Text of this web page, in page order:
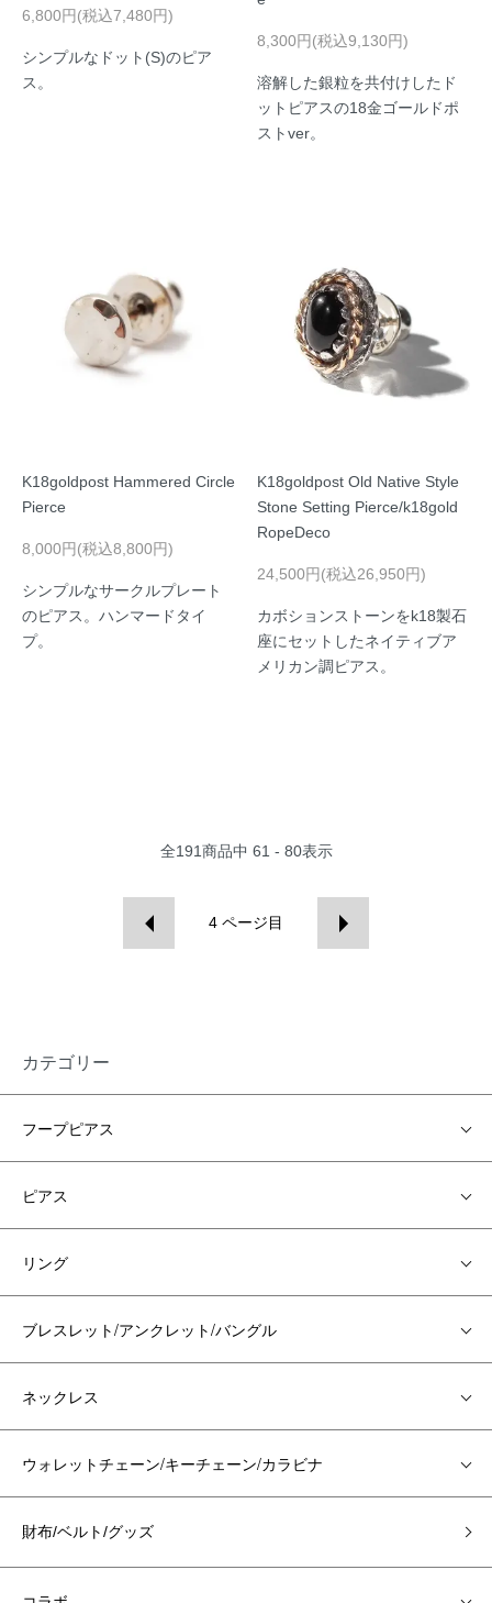
6,800円(税込7,480円)
シンプルなドット(S)のピア
ス。
8,300円(税込9,130円)
溶解した銀粒を共付けしたド
ットピアスの18金ゴールドポ
ストver。
K18goldpost Hammered Circle
Pierce
8,000円(税込8,800円)
シンプルなサークルプレート
のピアス。ハンマードタイ
プ。
K18goldpost Old Native Style
Stone Setting Pierce/k18gold
RopeDeco
24,500円(税込26,950円)
カボションストーンをk18製石
座にセットしたネイティブア
メリカン調ピアス。
全191商品中 61 - 80表示
4 ページ目
カテゴリー
フープピアス
ピアス
リング
ブレスレット/アンクレット/バングル
ネックレス
ウォレットチェーン/キーチェーン/カラビナ
財布/ベルト/グッズ